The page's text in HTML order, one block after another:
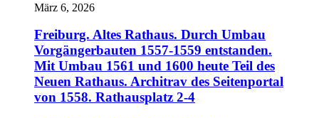
März 6, 2026
Freiburg. Altes Rathaus. Durch Umbau
Vorgängerbauten 1557-1559 entstanden.
Mit Umbau 1561 und 1600 heute Teil des
Neuen Rathaus. Architrav des Seitenportal
von 1558. Rathausplatz 2-4